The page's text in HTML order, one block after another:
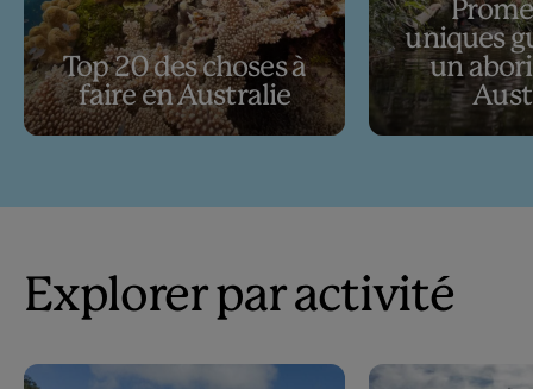
Top 20 des choses à
faire en Australie
uniques
un
Explorer par activité